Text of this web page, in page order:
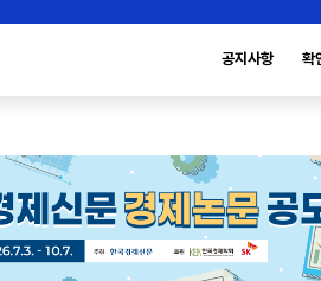
공지사항 확